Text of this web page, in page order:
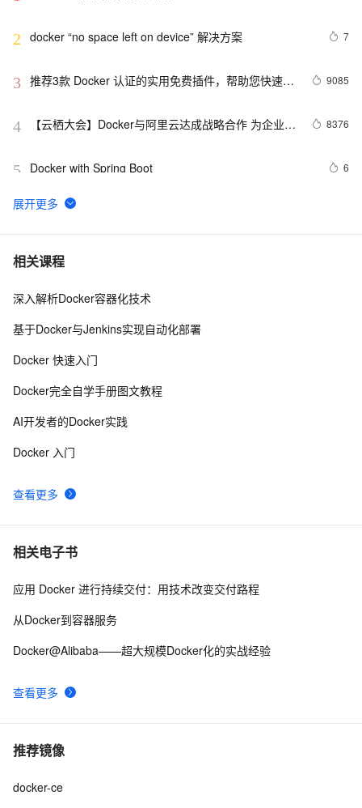
2 docker “no space left on device” 解决方案 7
3 推荐3款 Docker 认证的实用免费插件，帮助您快速构
9085
4
【云栖大会】Docker与阿里云达成战略合作 为企业级
8376
5 Docker with Spring Boot 6
6 Docker五分钟搭建Wordpress
7 利用Docker容器化部署应用的实战指南
8 Docker启动后怎样运行jar包文件
及 实战案例
10快速搭建Docker环境
相关课程
查看更多
深入解析Docker容器化技术
基于Docker与Jenkins实现自动化部署
Docker 快速入门
Docker完全自学手册图文教程
AI开发者的Docker实践
Docker 入门
相关电子书
查看更多
应用 Docker 进行持续交付：用技术改变交付路程
从Docker到容器服务
Docker@Alibaba——超大规模Docker化的实战经验
推荐镜像
docker-ce